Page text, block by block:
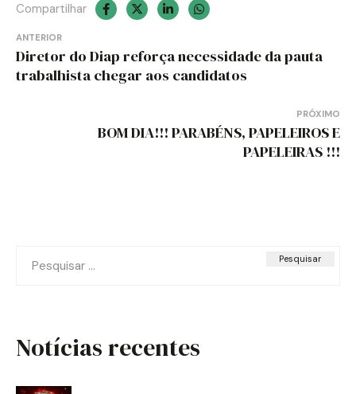
Compartilhar
Navegação
de
ANTERIOR
Diretor do Diap reforça necessidade da pauta
trabalhista chegar aos candidatos
PRÓXIMO
BOM DIA!!! PARABÉNS, PAPELEIROS E
PAPELEIRAS !!!
por:
Notícias recentes